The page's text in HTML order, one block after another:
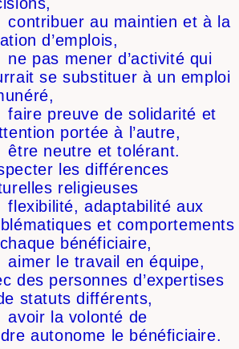
au maintien et à la
d’emplois,
pas mener d’activité qui
se substituer à un emploi
preuve de solidarité et
portée à l’autre,
neutre et tolérant.
les différences
religieuses
adaptabilité aux
et comportements
bénéficiaire,
le travail en équipe,
des personnes d’expertises
statuts différents,
la volonté de
autonome le bénéficiaire.